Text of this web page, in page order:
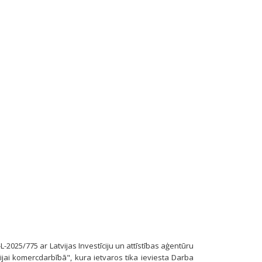
2025/775 ar Latvijas Investīciju un attīstības aģentūru
komercdarbībā", kura ietvaros tika ieviesta Darba